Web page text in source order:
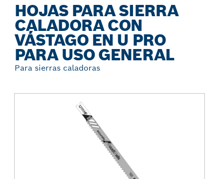
HOJAS PARA SIERRA
CALADORA CON
VÁSTAGO EN U PRO
PARA USO GENERAL
Para sierras caladoras